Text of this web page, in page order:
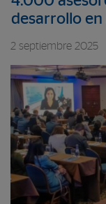
desarrollo
2 septiembre 2025